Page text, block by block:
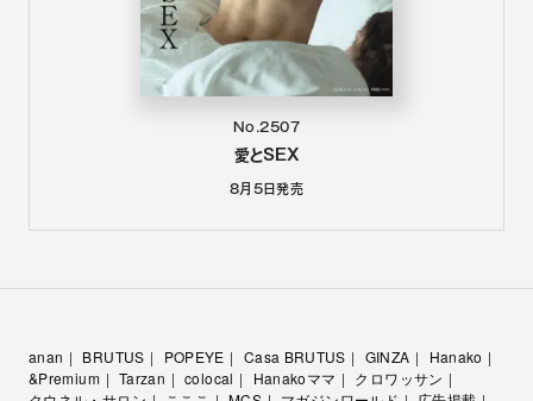
No.2507
愛とSEX
8月5日発売
anan BRUTUS POPEYE Casa BRUTUS GINZA
Hanako
&Premium
Tarzan colocal Hanakoママ
クロワッサン